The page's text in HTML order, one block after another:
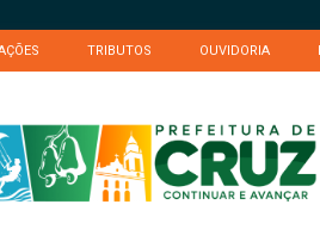
TRIBUTOS OUVIDORIA